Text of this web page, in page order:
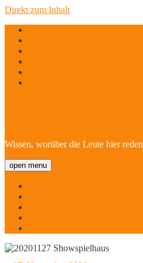
Direkt zum Inhalt
Wissen, worüber die Leute hier reden
open menu